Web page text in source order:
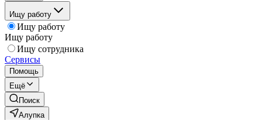
Ищу работу
Ищу работу
Ищу работу
Ищу сотрудника
Сервисы
Помощь
Ещё
Поиск
Алупка